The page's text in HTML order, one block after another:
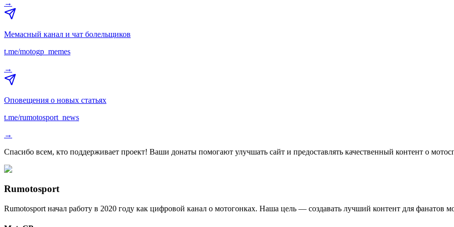
→
Мемасный канал и чат болельщиков
t.me/motogp_memes
→
Оповещения о новых статьях
t.me/rumotosport_news
→
Спасибо всем, кто поддерживает проект! Ваши донаты помогают улучшать сайт и предоставлять качественный контент о
Rumotosport
Rumotosport начал работу в 2020 году как цифровой канал о мотогонках. Наша цель — создавать лучший контент для фанатов